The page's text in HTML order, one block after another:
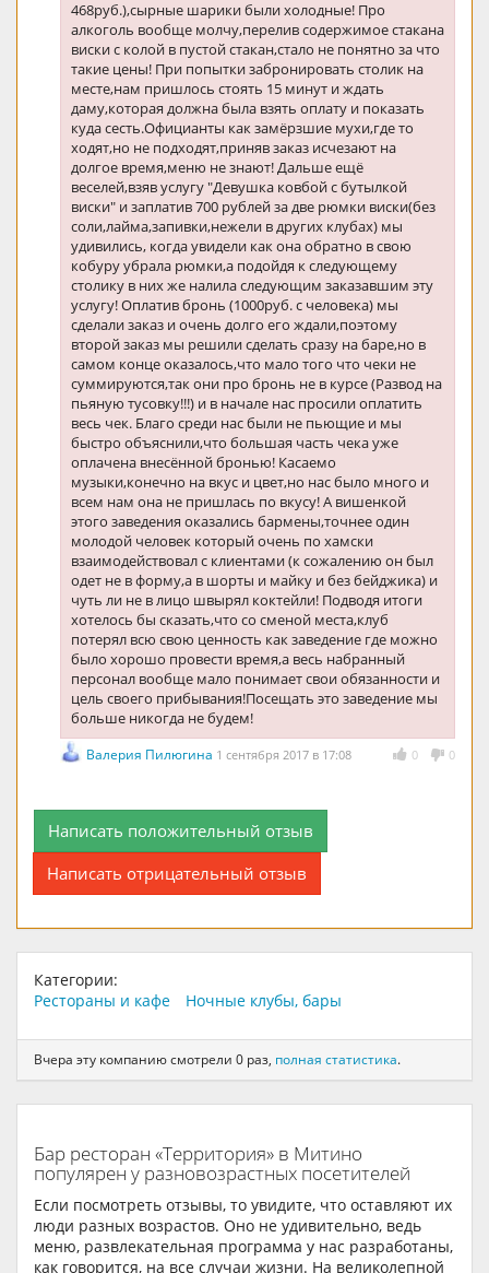
468руб.),сырные шарики были холодные! Про
алкоголь вообще молчу,перелив содержимое стакана
виски с колой в пустой стакан,стало не понятно за что
такие цены! При попытки забронировать столик на
месте,нам пришлось стоять 15 минут и ждать
даму,которая должна была взять оплату и показать
куда сесть.Официанты как замёрзшие мухи,где то
ходят,но не подходят,приняв заказ исчезают на
долгое время,меню не знают! Дальше ещё
веселей,взяв услугу "Девушка ковбой с бутылкой
виски" и заплатив 700 рублей за две рюмки виски(без
соли,лайма,запивки,нежели в других клубах) мы
удивились, когда увидели как она обратно в свою
кобуру убрала рюмки,а подойдя к следующему
столику в них же налила следующим заказавшим эту
услугу! Оплатив бронь (1000руб. с человека) мы
сделали заказ и очень долго его ждали,поэтому
второй заказ мы решили сделать сразу на баре,но в
самом конце оказалось,что мало того что чеки не
суммируются,так они про бронь не в курсе (Развод на
пьяную тусовку!!!) и в начале нас просили оплатить
весь чек. Благо среди нас были не пьющие и мы
быстро объяснили,что большая часть чека уже
оплачена внесённой бронью! Касаемо
музыки,конечно на вкус и цвет,но нас было много и
всем нам она не пришлась по вкусу! А вишенкой
этого заведения оказались бармены,точнее один
молодой человек который очень по хамски
взаимодействовал с клиентами (к сожалению он был
одет не в форму,а в шорты и майку и без бейджика) и
чуть ли не в лицо швырял коктейли! Подводя итоги
хотелось бы сказать,что со сменой места,клуб
потерял всю свою ценность как заведение где можно
было хорошо провести время,а весь набранный
персонал вообще мало понимает свои обязанности и
цель своего прибывания!Посещать это заведение мы
больше никогда не будем!
0 0
Валерия Пилюгина 1 сентября 2017 в 17:08
Написать положительный отзыв
Написать отрицательный отзыв
Категории:
Рестораны и кафе
Ночные клубы, бары
Вчера эту компанию смотрели 0 раз, полная статистика.
Бар ресторан «Территория» в Митино
популярен у разновозрастных посетителей
Если посмотреть отзывы, то увидите, что оставляют их
люди разных возрастов. Оно не удивительно, ведь
меню, развлекательная программа у нас разработаны,
как говорится, на все случаи жизни. На великолепной